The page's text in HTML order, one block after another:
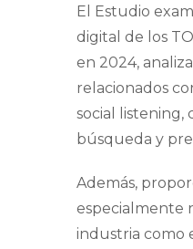
El Estudio
digital de los
en 2024,
relacionados
social listening,
búsqueda y
Además,
especialmente
industria como